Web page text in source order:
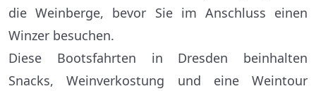
die Weinberge, bevor Sie im Anschluss einen
Winzer besuchen.
Diese Bootsfahrten in Dresden beinhalten
Snacks, Weinverkostung und eine Weintour